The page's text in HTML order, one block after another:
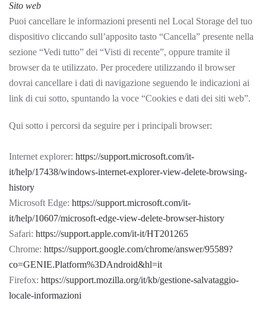
Sito web
Puoi cancellare le informazioni presenti nel Local Storage del tuo
dispositivo cliccando sull’apposito tasto “Cancella” presente nella
sezione “Vedi tutto” dei “Visti di recente”, oppure tramite il
browser da te utilizzato. Per procedere utilizzando il browser
dovrai cancellare i dati di navigazione seguendo le indicazioni ai
link di cui sotto, spuntando la voce “Cookies e dati dei siti web”.
Qui sotto i percorsi da seguire per i principali browser:
Internet explorer: https://support.microsoft.com/it-
it/help/17438/windows-internet-explorer-view-delete-browsing-
history
Microsoft Edge: https://support.microsoft.com/it-
it/help/10607/microsoft-edge-view-delete-browser-history
Safari: https://support.apple.com/it-it/HT201265
Chrome: https://support.google.com/chrome/answer/95589?
co=GENIE.Platform%3DAndroid&hl=it
Firefox: https://support.mozilla.org/it/kb/gestione-salvataggio-
locale-informazioni